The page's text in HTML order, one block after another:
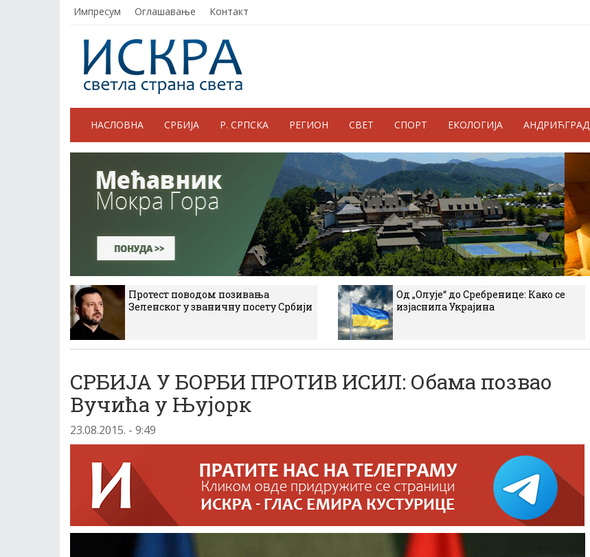
Импресум Оглашавање Контакт
НАСЛОВНА СРБИЈА Р. СРПСКА РЕГИОН СВЕТ СПОРТ ЕКОЛОГИЈА АНДРИЋГРАД
Протест поводом позивања
Зеленског у званичну посету Србији
Од „Олује“ до Сребренице: Како се
изјаснила Украјина
СРБИЈА У БОРБИ ПРОТИВ ИСИЛ: Обама позвао
Вучића у Њујорк
23.08.2015. - 9:49